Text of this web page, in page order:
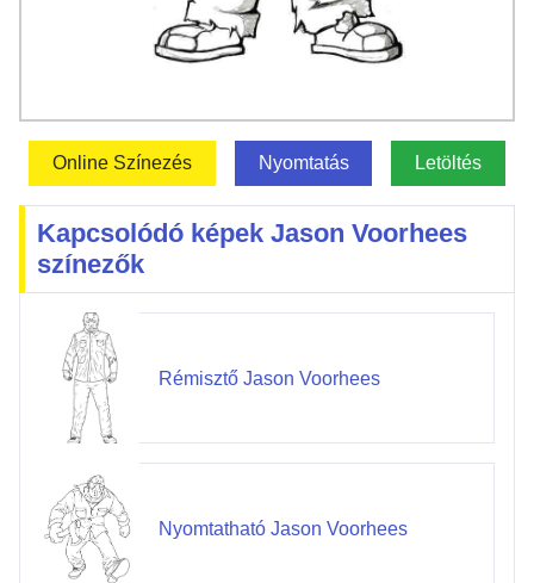
Online Színezés Nyomtatás Letöltés
Kapcsolódó képek Jason Voorhees
színezők
Rémisztő Jason Voorhees
Nyomtatható Jason Voorhees